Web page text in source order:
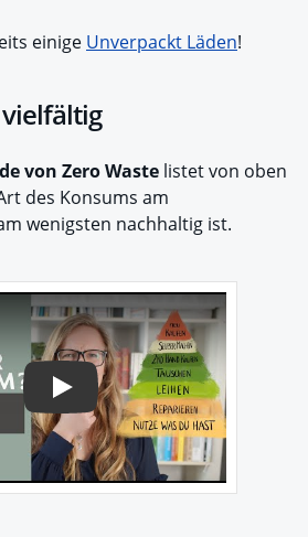
einige Unverpackt Läden!
von Zero Waste listet von oben
des Konsums am
wenigsten nachhaltig ist.
Play